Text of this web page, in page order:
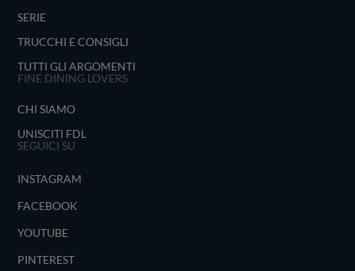
SERIE
TRUCCHI E CONSIGLI
TUTTI GLI ARGOMENTI
FINE DINING LOVERS
CHI SIAMO
UNISCITI FDL
SEGUICI SU
INSTAGRAM
FACEBOOK
YOUTUBE
PINTEREST